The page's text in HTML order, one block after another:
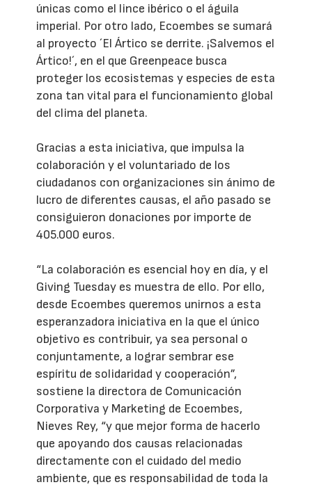
únicas como el lince ibérico o el águila
imperial. Por otro lado, Ecoembes se sumará
al proyecto ´El Ártico se derrite. ¡Salvemos el
Ártico!´, en el que Greenpeace busca
proteger los ecosistemas y especies de esta
zona tan vital para el funcionamiento global
del clima del planeta.
Gracias a esta iniciativa, que impulsa la
colaboración y el voluntariado de los
ciudadanos con organizaciones sin ánimo de
lucro de diferentes causas, el año pasado se
consiguieron donaciones por importe de
405.000 euros.
“La colaboración es esencial hoy en día, y el
Giving Tuesday es muestra de ello. Por ello,
desde Ecoembes queremos unirnos a esta
esperanzadora iniciativa en la que el único
objetivo es contribuir, ya sea personal o
conjuntamente, a lograr sembrar ese
espíritu de solidaridad y cooperación”,
sostiene la directora de Comunicación
Corporativa y Marketing de Ecoembes,
Nieves Rey, “y que mejor forma de hacerlo
que apoyando dos causas relacionadas
directamente con el cuidado del medio
ambiente, que es responsabilidad de toda la